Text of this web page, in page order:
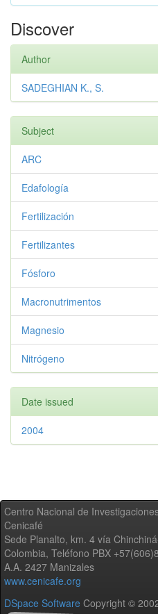
Discover
Author
SADEGHIAN K., S.
Subject
ARC
Edafología
Fertilización
Fertilizantes
Fósforo
Macronutrimentos
Magnesio
Nitrógeno
Date issued
2004
Centro Nacional de
Cenicafé
Sede Planalto, km. 4 vía
Colombia, Teléfono PBX
A.A. 2427 Manizales
www.cenicafe.org
DSpace Software Copyright ©